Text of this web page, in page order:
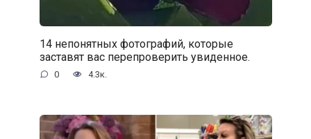
14 непонятных фотографий, которые
заставят вас перепроверить увиденное.
0 4.3к.